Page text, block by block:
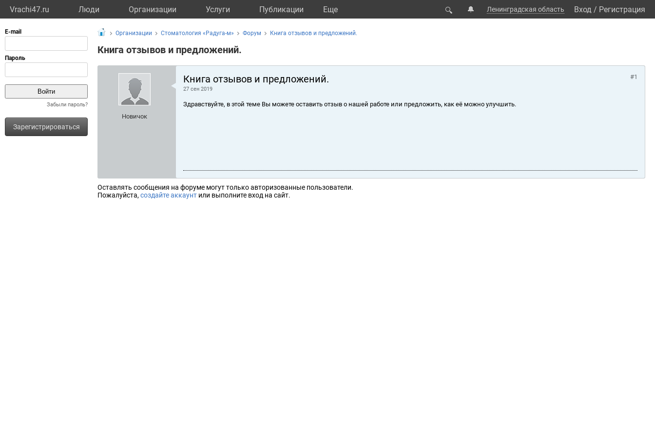
Vrachi47.ru Люди Организации Услуги Публикации Eще 🔍 🔔 Ленинградская область Вход / Регистрация
Забыли пароль?
Зарегистрироваться
Организации Стоматология «Радуга-м» Форум Книга отзывов и предложений.
Книга отзывов и предложений.
Новичок
Книга отзывов и предложений.
27 сен 2019
#1
Здравствуйте, в этой теме Вы можете оставить отзыв о нашей работе или предложить, как её можно улучшить.
Оставлять сообщения на форуме могут только авторизованные пользователи.
Пожалуйста, создайте аккаунт или выполните вход на сайт.